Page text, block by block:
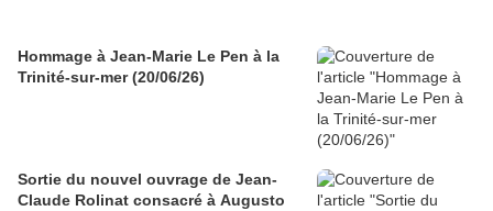
Hommage à Jean-Marie Le Pen à la
Trinité-sur-mer (20/06/26)
Sortie du nouvel ouvrage de Jean-
Claude Rolinat consacré à Augusto